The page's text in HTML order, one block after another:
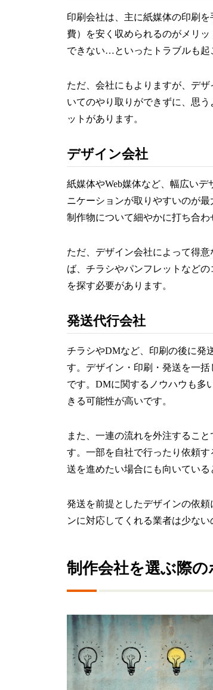
印刷会社は、主に紙媒体の印刷
費）を安く収められるのがメリ
できない…といったトラブルも起
ただ、会社にもよりますが、デ
いてのやり取りができずに、思
ットがあります。
デザイン会社
紙媒体やWeb媒体など、幅広い
ニケーションが取りやすいのが
制作物について細やかに打ち合わ
ただ、デザイン会社によって得
ば、チラシやパンフレットなど
を探す必要があります。
発送代行会社
チラシやDMなど、印刷の後に発
す。デザイン・印刷・発送を一
です。DMに関するノウハウも多
きる可能性が高いです。
また、一連の流れを外注するこ
す。一部を自社で行ったり依頼
送を進めたい場合にも向いている
発送を前提としたデザインの依
ンに対応してくれる業者は少な
制作会社を選ぶ際の